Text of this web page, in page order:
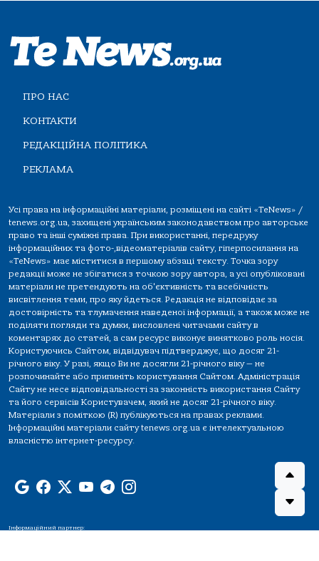
ПРО НАС
КОНТАКТИ
РЕДАКЦІЙНА ПОЛІТИКА
РЕКЛАМА
Усі права на інформаційні матеріали, розміщені на сайті «TeNews» /
tenews.org.ua, захищені українським законодавством про авторське
право та інші суміжні права. При використанні, передруку
інформаційних та фото-,відеоматеріалів сайту, гіперпосилання на
«TeNews» має міститися в першому абзаці тексту. Точка зору
редакції може не збігатися з точкою зору автора, а усі опубліковані
матеріали не претендують на об'єктивність та всебічність
висвітлення теми, про яку йдеться. Редакція не відповідає за
достовірність та тлумачення наведеної інформації, а також може не
поділяти погляди та думки, висловлені читачами сайту в
коментарях до статей, а сам ресурс виконує винятково роль носія.
Користуючись Сайтом, відвідувач підтверджує, що досяг 21-
річного віку. У разі, якщо Ви не досягли 21-річного віку — не
розпочинайте або припиніть користування Сайтом. Адміністрація
Сайту не несе відповідальності за законність використання Сайту
та його сервісів Користувачем, який не досяг 21-річного віку.
Матеріали з поміткою (R) публікуються на правах реклами.
Інформаційні матеріали сайту tenews.org.ua є інтелектуальною
власністю інтернет-ресурсу.
Інформаційний партнер: